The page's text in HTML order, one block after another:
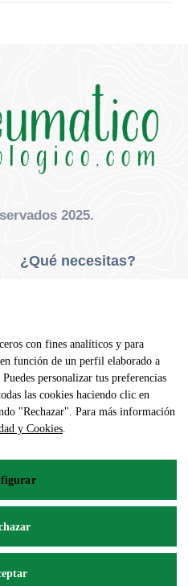
2025.
¿Qué necesitas?
Neumáticos Agrícola
– 14:00 16:00 – 19:00
con fines analíticos y para
función de un perfil elaborado a
personalizar tus preferencias
las cookies haciendo clic en
"Rechazar". Para más información
y Cookies.